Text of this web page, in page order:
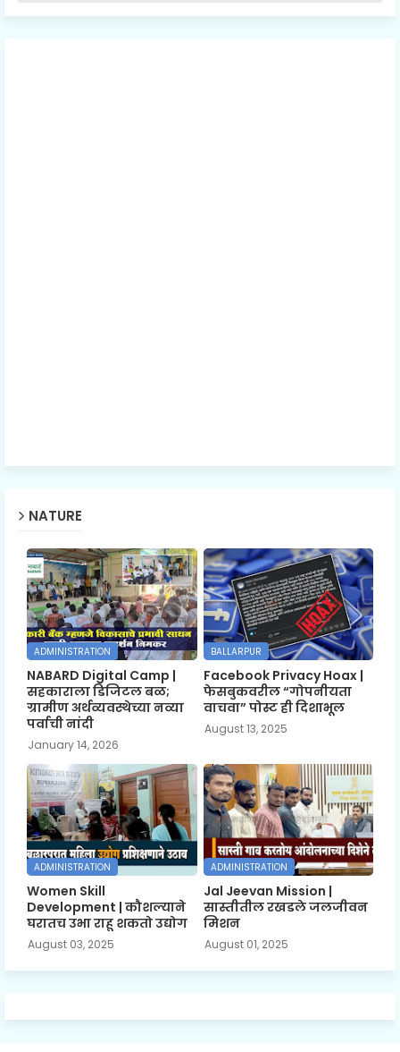
NATURE
ADMINISTRATION
NABARD Digital Camp |
सहकाराला डिजिटल बळ;
ग्रामीण अर्थव्यवस्थेच्या नव्या
पर्वाची नांदी
January 14, 2026
BALLARPUR
Facebook Privacy Hoax |
फेसबुकवरील “गोपनीयता
वाचवा” पोस्ट ही दिशाभूल
August 13, 2025
ADMINISTRATION
Women Skill
Development | कौशल्याने
घरातच उभा राहू शकतो उद्योग
August 03, 2025
ADMINISTRATION
Jal Jeevan Mission |
सास्तीतील रखडले जलजीवन
मिशन
August 01, 2025